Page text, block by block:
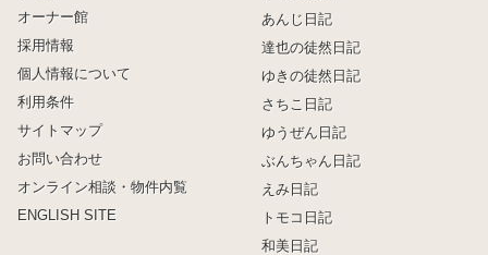
オーナー館
採用情報
個人情報について
利用条件
サイトマップ
お問い合わせ
オンライン相談・物件内覧
ENGLISH SITE
あんじ日記
達也の徒然日記
ゆきの徒然日記
さちこ日記
ゆうぜん日記
ぶんちゃん日記
えみ日記
トモコ日記
和美日記